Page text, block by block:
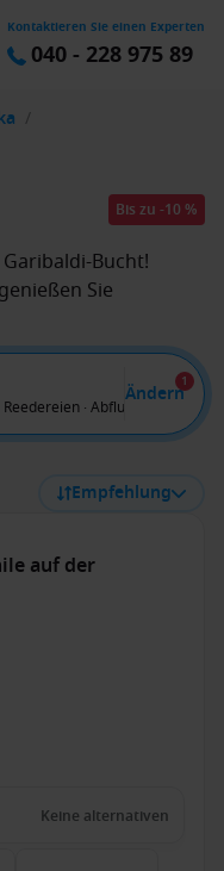
Kontaktieren Sie einen Experten
040 - 228 975 89
/
Bis zu -10 %
Bucht!
Sie
· Abflug von
Ändern
1
Empfehlung
auf der
Keine alternativen